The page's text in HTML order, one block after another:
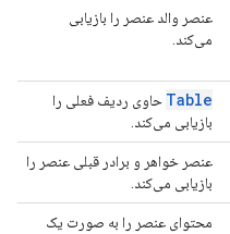
عنصر والد عنصر را بازیابی
می‌کند.
Table حاوی ردیف فعلی را
بازیابی می‌کند.
عنصر خواهر و برادر قبلی عنصر را
بازیابی می‌کند.
محتوای عنصر را به صورت یک